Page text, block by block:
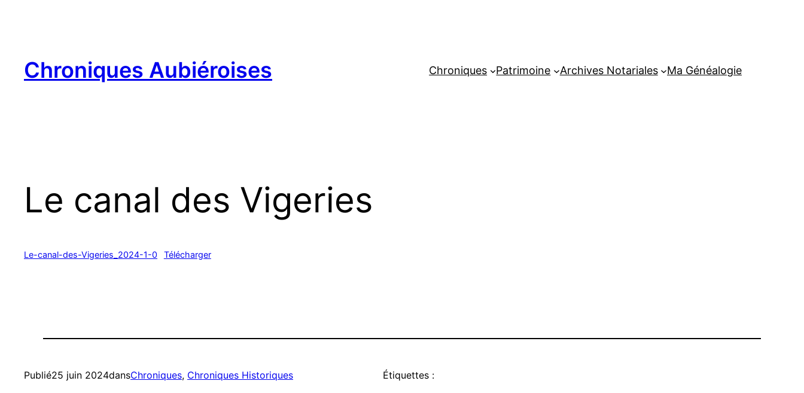
Chroniques Aubiéroises Chroniques Patrimoine Archives Notariales Ma Généalogie
Le canal des Vigeries
Le-canal-des-Vigeries_2024-1-0 Télécharger
Publié25 juin 2024dansChroniques, Chroniques Historiques Étiquettes :